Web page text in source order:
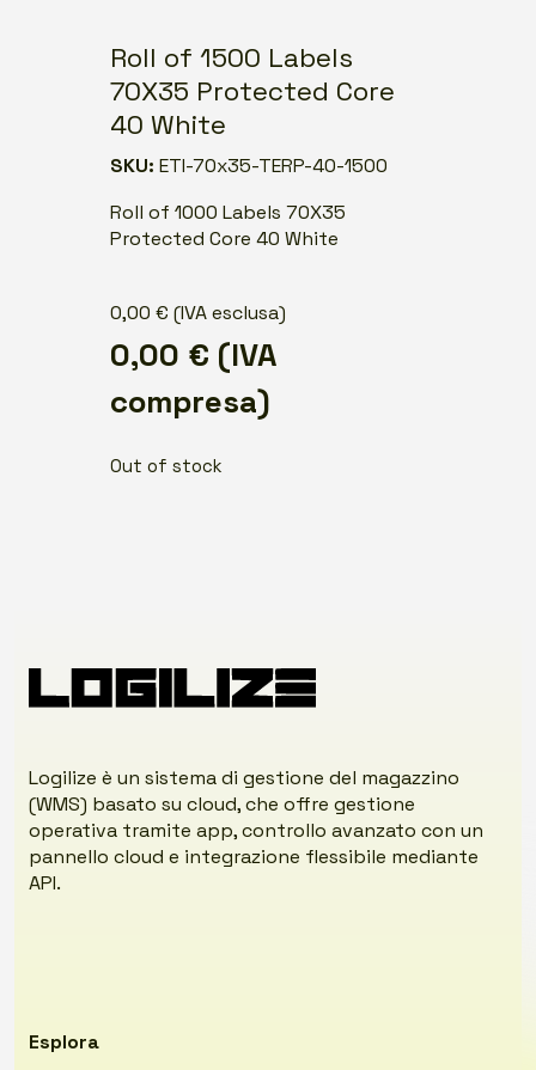
Roll of 1500 Labels
70X35 Protected Core
40 White
SKU: ETI-70x35-TERP-40-1500
Roll of 1000 Labels 70X35
Protected Core 40 White
0,00€ (IVA esclusa)
0,00 € (IVA
compresa)
Out of stock
Logilize è un sistema di gestione del magazzino
(WMS) basato su cloud, che offre gestione
operativa tramite app, controllo avanzato con un
pannello cloud e integrazione flessibile mediante
API.
Esplora